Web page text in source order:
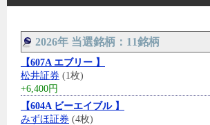
2026年 当選銘柄：11銘柄
【607A エブリー 】
松井証券 (1枚)
+6,400円
【604A ビーエイブル 】
みずほ証券 (4枚)